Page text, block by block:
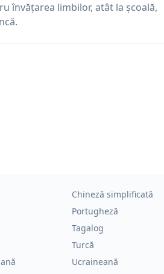
învățarea limbilor, atât la școală,
Chineză simplificată
Portugheză
Tagalog
Turcă
Ucraineană